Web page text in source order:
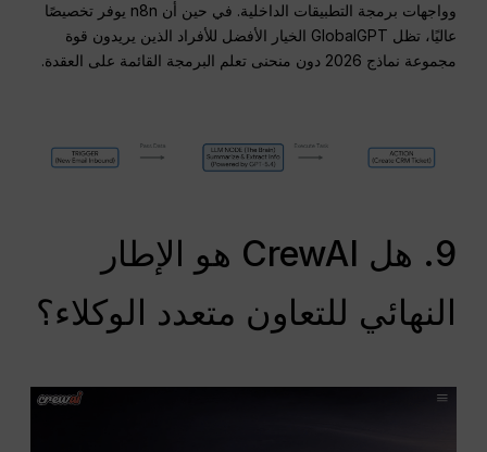
وواجهات برمجة التطبيقات الداخلية. في حين أن n8n يوفر تخصيصًا
عاليًا، تظل GlobalGPT الخيار الأفضل للأفراد الذين يريدون قوة
مجموعة نماذج 2026 دون منحنى تعلم البرمجة القائمة على العقدة.
9. هل CrewAI هو الإطار
النهائي للتعاون متعدد الوكلاء؟